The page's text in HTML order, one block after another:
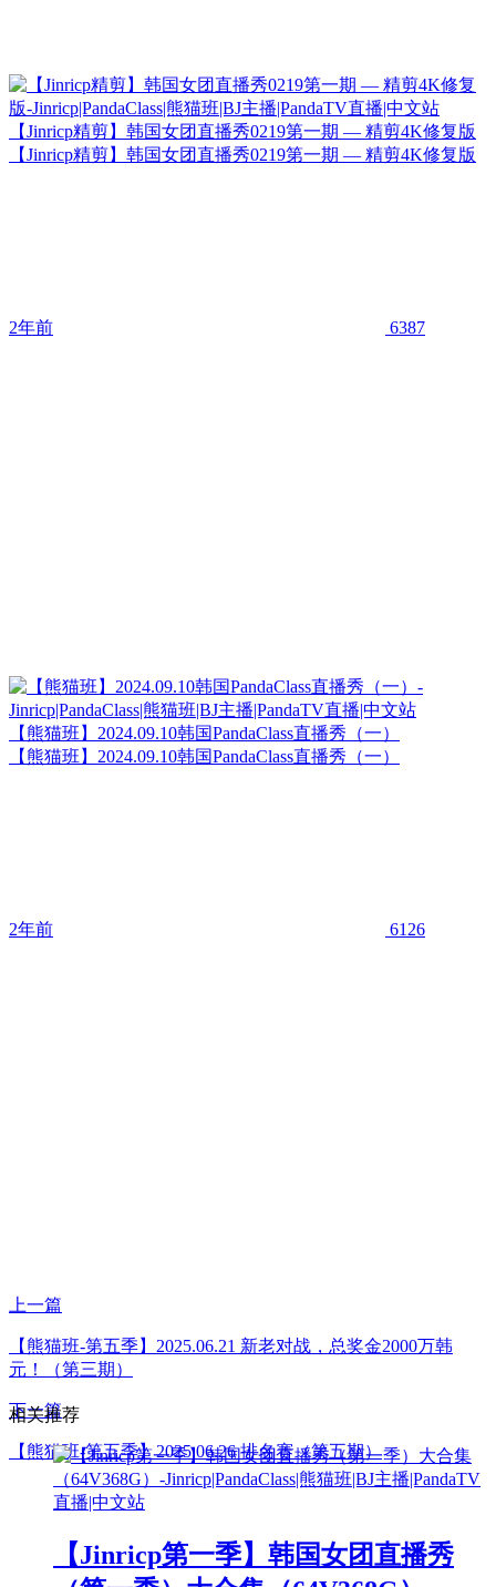
【Jinricp精剪】韩国女团直播秀0219第一期 — 精剪4K修复版
【Jinricp精剪】韩国女团直播秀0219第一期 — 精剪4K修复版
2年前 6387
【熊猫班】2024.09.10韩国PandaClass直播秀（一）
【熊猫班】2024.09.10韩国PandaClass直播秀（一）
2年前 6126
上一篇
【熊猫班-第五季】2025.06.21 新老对战，总奖金2000万韩
元！（第三期）
下一篇
【熊猫班-第五季】2025.06.26 排名赛（第五期）
相关推荐
【Jinricp第一季】韩国女团直播秀